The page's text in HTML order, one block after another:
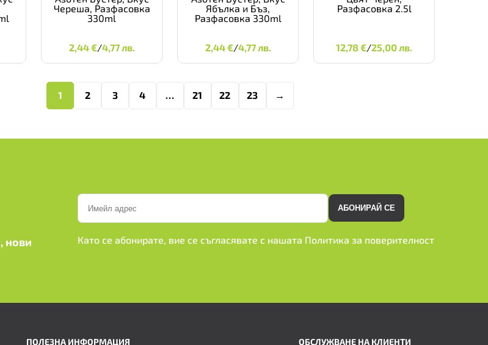
Череша, Разфасовка
330ml
2,44€/4,77 лв.
€
Ябълка и Бъз,
Разфасовка 330ml
2,44€/4,77 лв.
€
Разфасовка 2.5l
12,78€/25,00 лв.
12,78€ 25,00 ЛВ.
1 2 3 4 … 21 22 23 →
нови
АБОНИРАЙ СЕ
Като се абонирате, вие се съгласявате с нашата Политика за поверителност
ПОЛЕЗНА ИНФОРМАЦИЯ ОБСЛУЖВАНЕ НА КЛИЕНТИ